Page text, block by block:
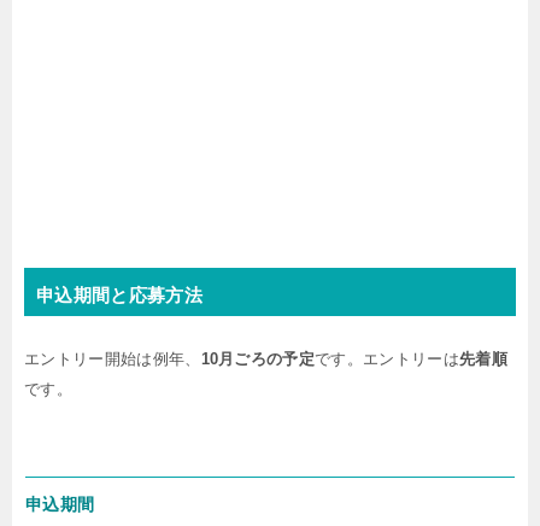
申込期間と応募方法
エントリー開始は例年、 10月ごろの予定です。エントリーは先着順
です。
申込期間